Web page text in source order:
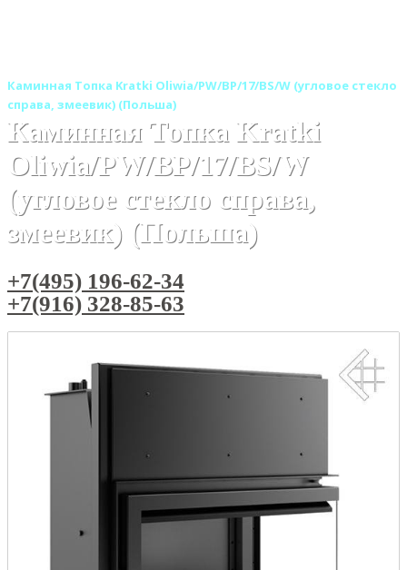
Каминная Топка Kratki Oliwia/PW/BP/17/BS/W (угловое стекло
справа, змеевик) (Польша)
Каминная Топка Kratki
Oliwia/PW/BP/17/BS/W
(угловое стекло справа,
змеевик) (Польша)
+7(495) 196-62-34
+7(916) 328-85-63